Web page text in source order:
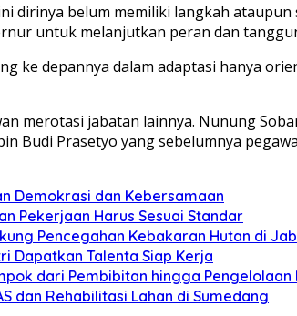
dirinya belum memiliki langkah
untuk melanjutkan peran dan
ke depannya dalam adaptasi hanya
merotasi jabatan lainnya. Nunung
Budi Prasetyo yang sebelumnya
Demokrasi dan Kebersamaan
Pekerjaan Harus Sesuai Standar
Pencegahan Kebakaran Hutan di
Dapatkan Talenta Siap Kerja
dari Pembibitan hingga Pengelolaan
dan Rehabilitasi Lahan di Sumedang